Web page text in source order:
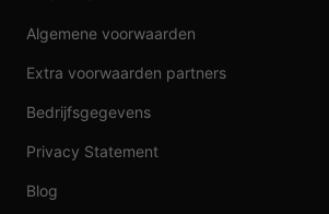
Algemene voorwaarden
Extra voorwaarden partners
Bedrijfsgegevens
Privacy Statement
Blog